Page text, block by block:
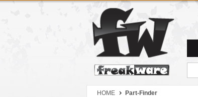
Zum Hauptmenue
Zum Seiteninhalt
Zum Warenkob
HOME Part-Finder